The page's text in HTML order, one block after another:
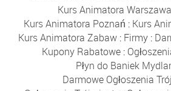
Kurs Animatora Warszawa
Kurs Animatora Poznań : Kurs
Kurs Animatora Zabaw : Firmy :
Kupony Rabatowe :
Płyn do Baniek
Darmowe Ogłoszenia